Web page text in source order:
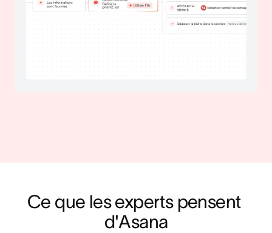
Ce que les experts pensent
d'Asana